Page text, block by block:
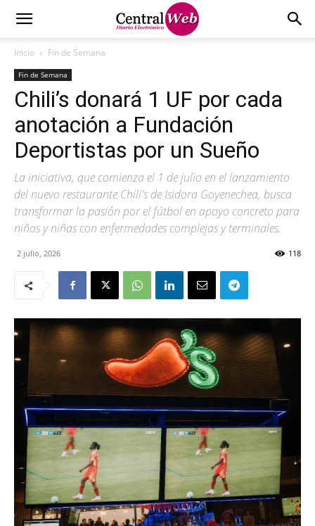
Inicio Fin de Semana
Fin de Semana
Chili’s donará 1 UF por cada
anotación a Fundación
Deportistas por un Sueño
La iniciativa, que comienza el 1 de julio en el lanzamiento
del nuevo restaurante Chili's de Isidora Goyenechea, busca
transformar la pasión por el fútbol en apoyo concreto para
niños y niñas con enfermedades complejas y terminales.
2 julio, 2026 118